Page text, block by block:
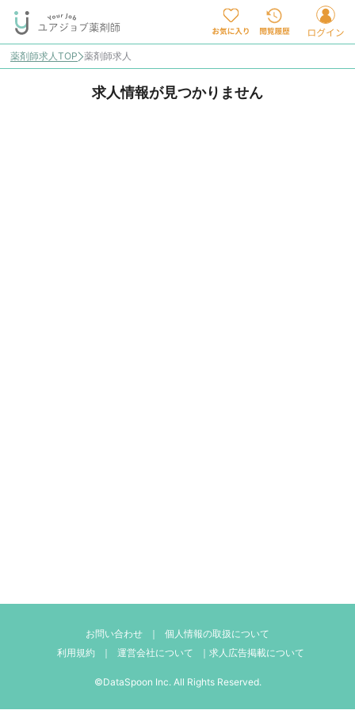
薬剤師求人TOP 薬剤師求人
求人情報が見つかりません
お問い合わせ ｜
個人情報の取扱について
利用規約
｜ 運営会社について ｜ 求人広告掲載について
©DataSpoon Inc. All Rights Reserved.